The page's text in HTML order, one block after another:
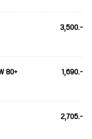
3,500.-
80+ 1,690.-
2,705.-